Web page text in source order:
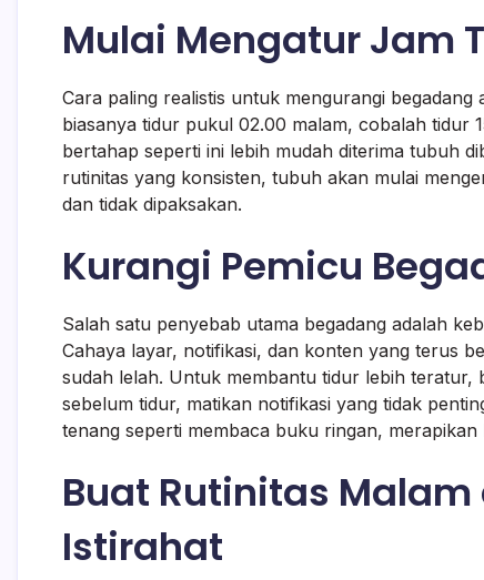
Mulai Mengatur Jam
Cara paling realistis untuk mengurangi begadang
biasanya tidur pukul 02.00 malam, cobalah tidur
bertahap seperti ini lebih mudah diterima tubuh
rutinitas yang konsisten, tubuh akan mulai
dan tidak dipaksakan.
Kurangi Pemicu
Salah satu penyebab utama begadang adalah
Cahaya layar, notifikasi, dan konten yang terus
sudah lelah. Untuk membantu tidur lebih teratur,
sebelum tidur, matikan notifikasi yang tidak
tenang seperti membaca buku ringan,
Buat Rutinitas
Istirahat